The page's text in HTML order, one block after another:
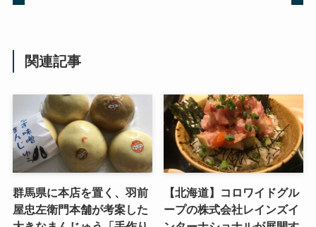
関連記事
群馬県に本店を置く、羽前
屋忠左衛門本舗が考案した
【北海道】コロワイドグル
ープの株式会社レインズイ